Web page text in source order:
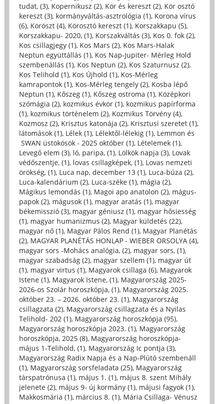
tudat, (3), Kopernikusz (2), Kör és kereszt (2), Kör osztó
kereszt (3), kormányváltás-asztrológia (1), Korona vírus
(6), Köröszt (4), Körosztó kereszt (1), Korszakkapu (5),
Korszakkapu- 2020, (1), Korszakváltás (3), Kos 0. fok (2),
Kos csillagjegy (1), Kos Mars (2), Kos Mars-Halak
Neptun együttállás (1), Kos Nap-Jupiter- Mérleg Hold
szembenállás (1), Kos Neptun (2), Kos Szaturnusz (2),
Kos Telihold (1), Kos Újhold (1), Kos-Mérleg
kamrapontok (1), Kos-Mérleg tengely (2), Kosba lépő
Neptun (1), Kőszeg (1), Kőszeg ostroma (1), Középkori
szómágia (2), kozmikus évkör (1), kozmikus papírforma
(1), kozmikus történelem (2), Kozmikus Törvény (4),
Kozmosz (2), Krisztus katonája (2), Krisztusi szeretet (1),
látomások (1), Lélek (1), Lélektől-lélekig (1), Lemmon és
SWAN üstökösök - 2025 október (1), Lételemek (1),
Levegő elem (3), ló, paripa, (1), Lölkök napja (3), Lovak
védőszentje, (1), lovas csillagképek, (1), Lovas nemzeti
örökség, (1), Luca nap, december 13 (1), Luca-búza (2),
Luca-kalendárium (2), Luca-széke (1), mágia (2),
Mágikus lemondás (1), Magoi apo anatolon (2), mágus-
papok (2), mágusok (1), magyar aratás (1), magyar
békemisszió (3), magyar géniusz (1), magyar hősiesség
(1), magyar humanizmus (2), Magyar küldetés (22),
magyar nő (1), Magyar Pálos Rend (1), Magyar Planétás
(2), MAGYAR PLANÉTÁS HONLAP - WIEBER ORSOLYA (4),
magyar sors -Mohács analógia, (2), magyar sors, (1),
magyar szabadság (2), magyar szellem (1), magyar út
(1), magyar virtus (1), Magyarok csillaga (6), Magyarok
Istene (1), Magyarok Istene, (1), Magyarország 2025-
2026-os Szolár horoszkópja, (1), Magyarország 2025.
október 23. – 2026. október 23. (1), Magyarország
csillagzata (2), Magyarország csillagzata és a Nyilas
Telihold- 202 (1), Magyarország horoszkópja (95),
Magyarország horoszkópja 2023. (1), Magyarország
horoszkópja, 2025 (8), Magyarország horoszkópja-
május 1-Telihold, (1), Magyarország Ic pontja (3),
Magyarország Radix Napja és a Nap-Plútó szembenáll
(1), Magyarország sorsfeladata (25), Magyarország
társpatrónusa (1), május 1. (1), május 8. szent Mihály
jelenete (2), május 9- új kormány (1), májusi fagyok (1),
Makkosmária (1), március 8. (1), Mária Csillaga- Vénusz